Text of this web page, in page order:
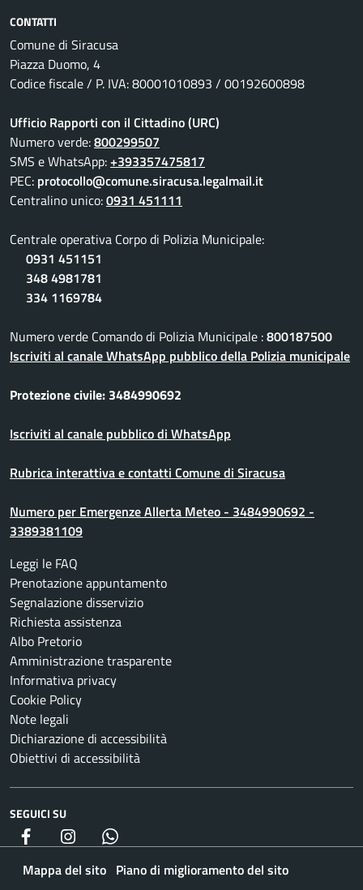
CONTATTI
Comune di Siracusa
Piazza Duomo, 4
Codice fiscale / P. IVA: 80001010893 / 00192600898
Ufficio Rapporti con il Cittadino (URC)
Numero verde:800299507
SMS e WhatsApp:+393357475817
PEC: protocollo@comune.siracusa.legalmail.it
Centralino unico:0931 451111
Centrale operativa Corpo di Polizia Municipale:
0931 451151
348 4981781
334 1169784
Numero verde Comando di Polizia Municipale :800187500
Iscriviti al canale WhatsApp pubblico della Polizia municipale
Protezione civile: 3484990692
Iscriviti al canale pubblico di WhatsApp
Rubrica interattiva e contatti Comune di Siracusa
Numero per Emergenze Allerta Meteo - 3484990692 -
3389381109
Leggi le FAQ
Prenotazione appuntamento
Segnalazione disservizio
Richiesta assistenza
Albo Pretorio
Amministrazione trasparente
Informativa privacy
Cookie Policy
Note legali
Dichiarazione di accessibilità
Obiettivi di accessibilità
SEGUICI SU
Facebook Instagram
Mappa del sito Piano di miglioramento del sito